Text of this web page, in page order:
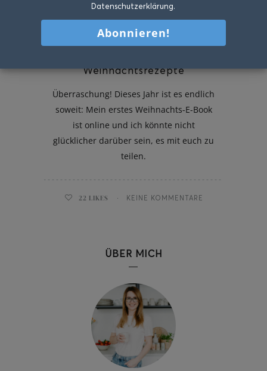
Weihnachtsrezepte
Überraschung! Dieses Jahr ist es endlich
soweit: Mein erstes Weihnachts-E-Book
ist online und ich könnte nicht
glücklicher darüber sein, es mit euch zu
teilen.
22 LIKES KEINE KOMMENTARE
ÜBER MICH
Datenschutzerklärung.